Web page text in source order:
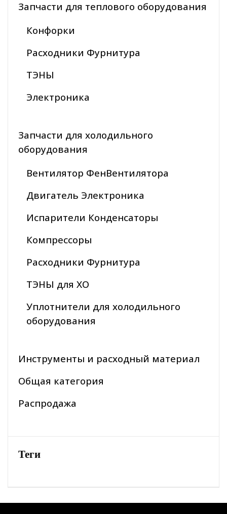
Запчасти для теплового оборудования
Конфорки
Расходники Фурнитура
ТЭНЫ
Электроника
Запчасти для холодильного
оборудования
Вентилятор ФенВентилятора
Двигатель Электроника
Испарители Конденсаторы
Компрессоры
Расходники Фурнитура
ТЭНЫ для ХО
Уплотнители для холодильного
оборудования
Инструменты и расходный материал
Общая категория
Распродажа
Теги